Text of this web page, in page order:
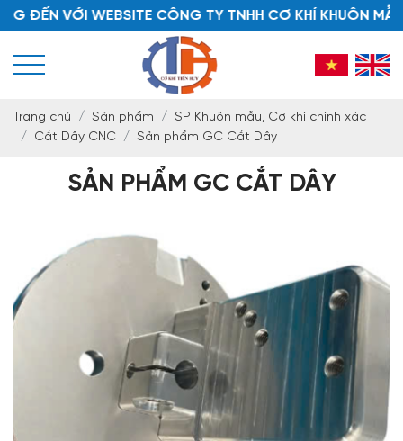
VỚI WEBSITE CÔNG TY TNHH CƠ KHÍ KHUÔN MẪU
Trang chủ Sản phẩm
SP Khuôn mẫu, Cơ khí chính xác
Cắt Dây CNC
Sản phẩm GC Cắt Dây
SẢN PHẨM GC CẮT DÂY